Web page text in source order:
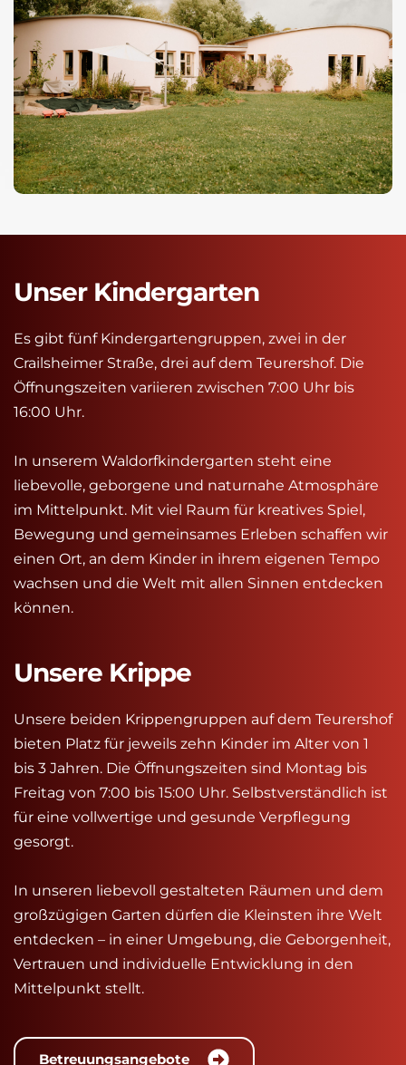
Unser Kindergarten
Es gibt fünf Kindergartengruppen, zwei in der
Crailsheimer Straße, drei auf dem Teurershof. Die
Öffnungszeiten variieren zwischen 7:00 Uhr bis
16:00 Uhr.
In unserem Waldorfkindergarten steht eine
liebevolle, geborgene und naturnahe Atmosphäre
im Mittelpunkt. Mit viel Raum für kreatives Spiel,
Bewegung und gemeinsames Erleben schaffen wir
einen Ort, an dem Kinder in ihrem eigenen Tempo
wachsen und die Welt mit allen Sinnen entdecken
können.
Unsere Krippe
Unsere beiden Krippengruppen auf dem Teurershof
bieten Platz für jeweils zehn Kinder im Alter von 1
bis 3 Jahren. Die Öffnungszeiten sind Montag bis
Freitag von 7:00 bis 15:00 Uhr. Selbstverständlich ist
für eine vollwertige und gesunde Verpflegung
gesorgt.
In unseren liebevoll gestalteten Räumen und dem
großzügigen Garten dürfen die Kleinsten ihre Welt
entdecken – in einer Umgebung, die Geborgenheit,
Vertrauen und individuelle Entwicklung in den
Mittelpunkt stellt.
Betreuungsangebote